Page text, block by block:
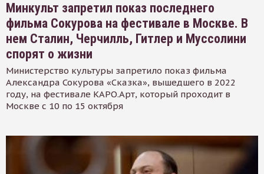
Минкульт запретил показ последнего
фильма Сокурова на фестивале в Москве. В
нем Сталин, Черчилль, Гитлер и Муссолини
спорят о жизни
Министерство культуры запретило показ фильма
Александра Сокурова «Сказка», вышедшего в 2022
году, на фестивале КАРО.Арт, который проходит в
Москве с 10 по 15 октября